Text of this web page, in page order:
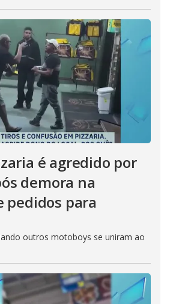
é agredido por
demora na
pedidos para
outros motoboys se uniram ao